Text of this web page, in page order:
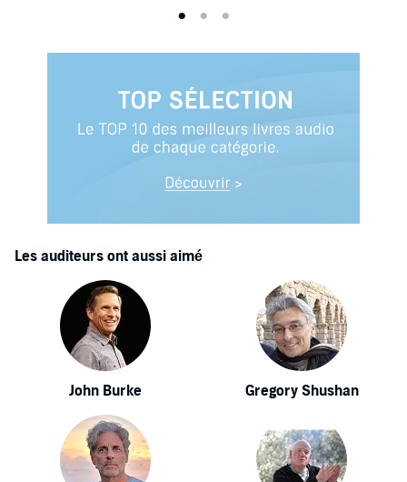
Les auditeurs ont aussi aimé
John Burke Gregory Shushan